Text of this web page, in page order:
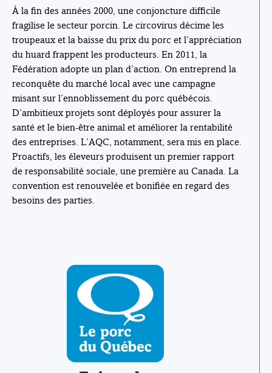
À la fin des années 2000, une conjoncture difficile
fragilise le secteur porcin. Le circovirus décime les
troupeaux et la baisse du prix du porc et l’appréciation
du huard frappent les producteurs. En 2011, la
Fédération adopte un plan d’action. On entreprend la
reconquête du marché local avec une campagne
misant sur l’ennoblissement du porc québécois.
D’ambitieux projets sont déployés pour assurer la
santé et le bien-être animal et améliorer la rentabilité
des entreprises. L’AQC, notamment, sera mis en place.
Proactifs, les éleveurs produisent un premier rapport
de responsabilité sociale, une première au Canada. La
convention est renouvelée et bonifiée en regard des
besoins des parties.